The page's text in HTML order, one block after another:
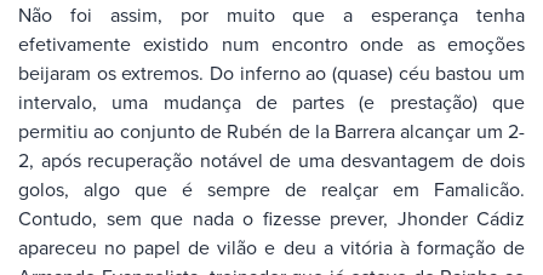
Não foi assim, por muito que a esperança tenha
efetivamente existido num encontro onde as emoções
beijaram os extremos. Do inferno ao (quase) céu bastou um
intervalo, uma mudança de partes (e prestação) que
permitiu ao conjunto de Rubén de la Barrera alcançar um 2-
2, após recuperação notável de uma desvantagem de dois
golos, algo que é sempre de realçar em Famalicão.
Contudo, sem que nada o fizesse prever, Jhonder Cádiz
apareceu no papel de vilão e deu a vitória à formação de